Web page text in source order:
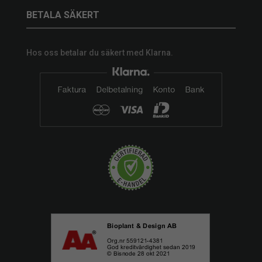
BETALA SÄKERT
Hos oss betalar du säkert med Klarna.